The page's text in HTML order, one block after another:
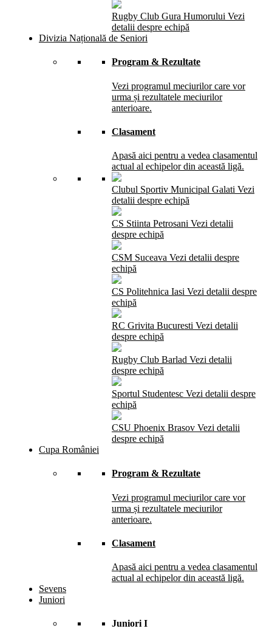
Rugby Club Gura Humorului Vezi
detalii despre echipă
Divizia Națională de Seniori
Program & Rezultate
Vezi programul meciurilor care vor
urma și rezultatele meciurilor
anterioare.
Clasament
Apasă aici pentru a vedea clasamentul
actual al echipelor din această ligă.
Clubul Sportiv Municipal Galati Vezi
detalii despre echipă
CS Stiinta Petrosani Vezi detalii
despre echipă
CSM Suceava Vezi detalii despre
echipă
CS Politehnica Iasi Vezi detalii despre
echipă
RC Grivita Bucuresti Vezi detalii
despre echipă
Rugby Club Barlad Vezi detalii
despre echipă
Sportul Studentesc Vezi detalii despre
echipă
CSU Phoenix Brasov Vezi detalii
despre echipă
Cupa României
Program & Rezultate
Vezi programul meciurilor care vor
urma și rezultatele meciurilor
anterioare.
Clasament
Apasă aici pentru a vedea clasamentul
actual al echipelor din această ligă.
Sevens
Juniori
Juniori I